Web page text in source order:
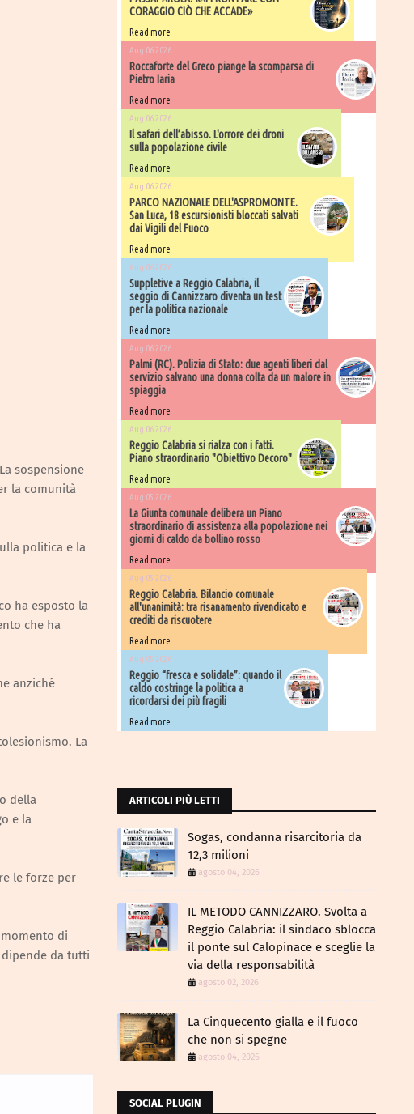
sospensione
la comunità
politica e la
ha esposto la
che ha
anziché
La
della
e la
le forze per
di
da tutti
CORAGGIO CIÒ CHE ACCADE»
Read more
Aug 06 2026
Roccaforte del Greco piange la scomparsa di
Pietro Iaria
Read more
Aug 06 2026
Il safari dell’abisso. L'orrore dei droni
sulla popolazione civile
Read more
Aug 06 2026
PARCO NAZIONALE DELL'ASPROMONTE.
San Luca, 18 escursionisti bloccati salvati
dai Vigili del Fuoco
Read more
Aug 06 2026
Suppletive a Reggio Calabria, il
seggio di Cannizzaro diventa un test
per la politica nazionale
Read more
Aug 06 2026
Palmi (RC). Polizia di Stato: due agenti liberi dal
servizio salvano una donna colta da un malore in
spiaggia
Read more
Aug 06 2026
Reggio Calabria si rialza con i fatti.
Piano straordinario "Obiettivo Decoro"
Read more
Aug 05 2026
La Giunta comunale delibera un Piano
straordinario di assistenza alla popolazione nei
giorni di caldo da bollino rosso
Read more
Aug 05 2026
Reggio Calabria. Bilancio comunale
all'unanimità: tra risanamento rivendicato e
crediti da riscuotere
Read more
Aug 05 2026
Reggio “fresca e solidale”: quando il
caldo costringe la politica a
ricordarsi dei più fragili
Read more
ARTICOLI PIÙ LETTI
Sogas, condanna risarcitoria da
12,3 milioni
agosto 04, 2026
IL METODO CANNIZZARO​. Svolta a
Reggio Calabria: il sindaco sblocca
il ponte sul Calopinace e sceglie la
via della responsabilità
agosto 02, 2026
La Cinquecento gialla e il fuoco
che non si spegne
agosto 04, 2026
SOCIAL PLUGIN